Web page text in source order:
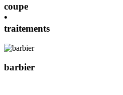
coupe
•
traitements
barbier